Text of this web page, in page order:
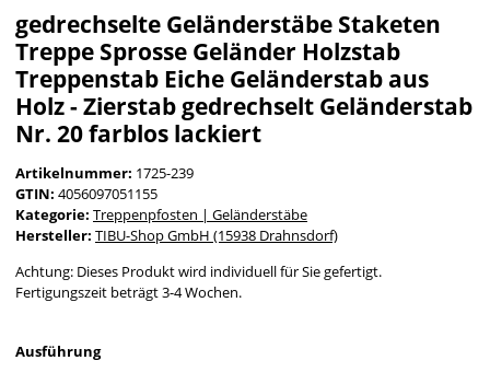
gedrechselte Geländerstäbe Staketen
Treppe Sprosse Geländer Holzstab
Treppenstab Eiche Geländerstab aus
Holz - Zierstab gedrechselt Geländerstab
Nr. 20 farblos lackiert
Artikelnummer: 1725-239
GTIN: 4056097051155
Kategorie: Treppenpfosten | Geländerstäbe
Hersteller: TIBU-Shop GmbH (15938 Drahnsdorf)
Achtung: Dieses Produkt wird individuell für Sie gefertigt.
Fertigungszeit beträgt 3-4 Wochen.
Ausführung